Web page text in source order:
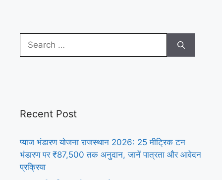
Search
for:
Recent Post
प्याज भंडारण योजना राजस्थान 2026: 25 मीट्रिक टन
भंडारण पर ₹87,500 तक अनुदान, जानें पात्रता और आवेदन
प्रक्रिया